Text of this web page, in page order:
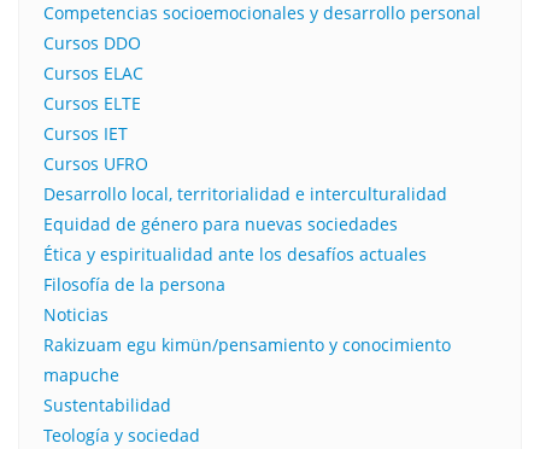
Competencias socioemocionales y desarrollo personal
Cursos DDO
Cursos ELAC
Cursos ELTE
Cursos IET
Cursos UFRO
Desarrollo local, territorialidad e interculturalidad
Equidad de género para nuevas sociedades
Ética y espiritualidad ante los desafíos actuales
Filosofía de la persona​
Noticias
Rakizuam egu kimün/pensamiento y conocimiento
mapuche
Sustentabilidad
Teología y sociedad